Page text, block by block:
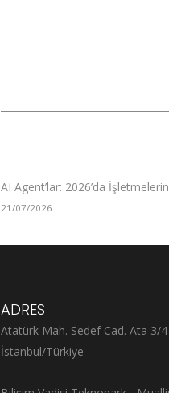
AI Agent’lar: 2026’da İşletmelerin
21/07/2026
ADRES
Atatürk Mah. Sedef Cad. Ata 3/
İstanbul/Türkiye